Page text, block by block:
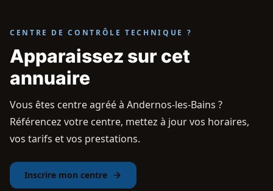
CENTRE DE CONTRÔLE TECHNIQUE ?
Apparaissez sur cet
annuaire
Vous êtes centre agréé à Andernos-les-Bains ?
Référencez votre centre, mettez à jour vos horaires,
vos tarifs et vos prestations.
Inscrire mon centre